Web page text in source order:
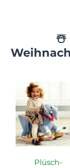
☃️
Plüsch-